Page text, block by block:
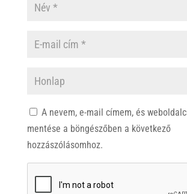
A nevem, e-mail címem, és
mentése a böngészőben a következő
hozzászólásomhoz.